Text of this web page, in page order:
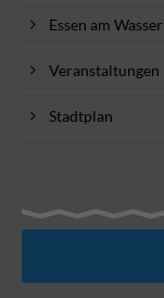
Essen am Wasser
Veranstaltungen
Stadtplan